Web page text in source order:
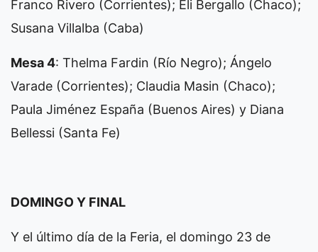
Franco Rivero (Corrientes); Eli Bergallo (Chaco);
Susana Villalba (Caba)
Mesa 4: Thelma Fardin (Río Negro); Ángelo
Varade (Corrientes); Claudia Masin (Chaco);
Paula Jiménez España (Buenos Aires) y Diana
Bellessi (Santa Fe)
DOMINGO Y FINAL
Y el último día de la Feria, el domingo 23 de